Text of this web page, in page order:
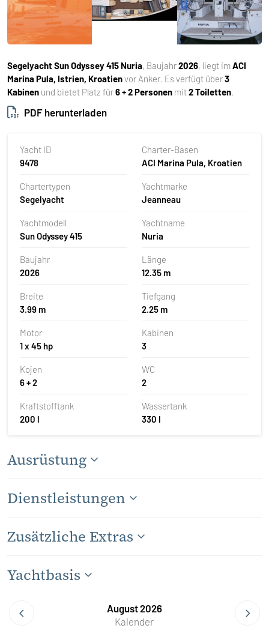
SegelyachtSun Odyssey 415 Nuria, Baujahr2026, liegt imACI
Marina Pula, Istrien, Kroatienvor Anker. Es verfügt über3
Kabinen und bietet Platz für6 + 2 Personen mit2 Toiletten.
PDF herunterladen
Yacht ID
9478
Charter-Basen
ACI Marina Pula, Kroatien
Chartertypen
Segelyacht
Yachtmarke
Jeanneau
Yachtmodell
Sun Odyssey 415
Yachtname
Nuria
Baujahr
2026
Länge
12.35 m
Breite
3.99 m
Tiefgang
2.25 m
Motor
1 x 45 hp
Kabinen
3
Kojen
6 + 2
WC
2
Kraftstofftank
200 l
Wassertank
330 l
Ausrüstung
Dienstleistungen
Zusätzliche Extras
Yachtbasis
August 2026
Kalender